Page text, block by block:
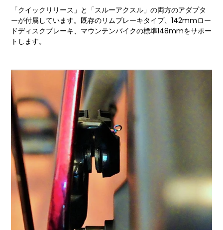
「クイックリリース」と「スルーアクスル」の両方のアダプタ
ーが付属しています。既存のリムブレーキタイプ、142mmロー
ドディスクブレーキ、マウンテンバイクの標準148mmをサポー
トします。